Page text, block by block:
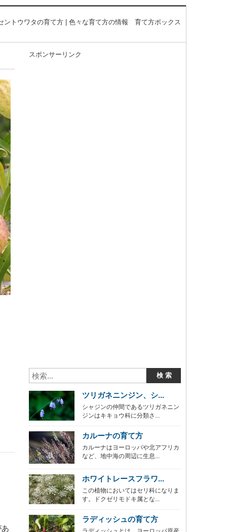
ントウワタの育て方 | 色々な育て方の情報 育て方ボックス
スポンサーリンク
ツリガネニンジン、シ...
シャジンの仲間であるツリガネニン
ジンはキキョウ科に分類さ...
カルーナの育て方
カルーナはヨーロッパや北アフリカ
など、地中海の周辺に生息...
ホワイトレースフラワ...
この植物においてはセリ科になりま
す。ドクゼリモドキ属とな...
ラディッシュの育て方